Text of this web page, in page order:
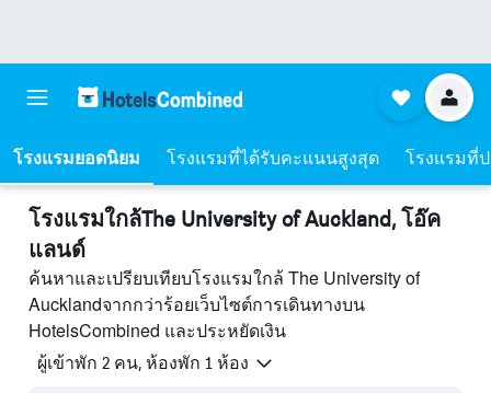
โรงแรมยอดนิยม โรงแรมที่ได้รับคะแนนสูงสุด โรงแรมที่
โรงแรมใกล้The University of Auckland, โอ๊ค
แลนด์
ค้นหาและเปรียบเทียบโรงแรมใกล้ The University of
Aucklandจากกว่าร้อยเว็บไซต์การเดินทางบน
HotelsCombined และประหยัดเงิน
ผู้เข้าพัก 2 คน, ห้องพัก 1 ห้อง